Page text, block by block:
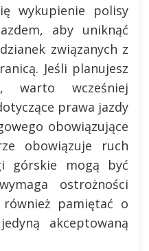
wykupienie polisy
aby uniknąć
związanych z
Jeśli planujesz
warto wcześniej
prawa jazdy
obowiązujące
obowiązuje ruch
górskie mogą być
ostrożności
również pamiętać o
akceptowaną